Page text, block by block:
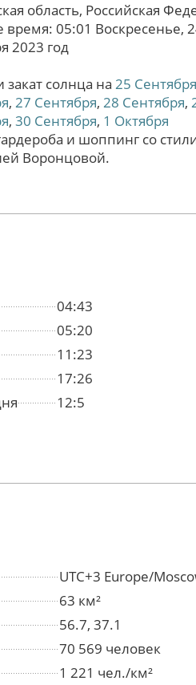
область, Российская
время: 05:01 Воскресенье,
2023 год
закат солнца на 25 Сентября
, 27 Сентября, 28 Сентября,
, 30 Сентября, 1 Октября
и шоппинг со
Воронцовой.
04:43
05:20
11:23
17:26
12:5
UTC+3 Europe/
63 км²
56.7, 37.1
70 569 человек
1 221 чел./км²